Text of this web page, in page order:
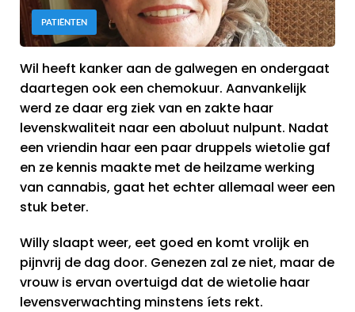
PATIËNTEN
Wil heeft kanker aan de galwegen en ondergaat
daartegen ook een chemokuur. Aanvankelijk
werd ze daar erg ziek van en zakte haar
levenskwaliteit naar een aboluut nulpunt. Nadat
een vriendin haar een paar druppels wietolie gaf
en ze kennis maakte met de heilzame werking
van cannabis, gaat het echter allemaal weer een
stuk beter.
Willy slaapt weer, eet goed en komt vrolijk en
pijnvrij de dag door. Genezen zal ze niet, maar de
vrouw is ervan overtuigd dat de wietolie haar
levensverwachting minstens íets rekt.